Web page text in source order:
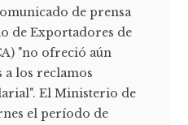
de prensa
de Exportadores de
"no ofreció aún
a los reclamos
El Ministerio de
el período de